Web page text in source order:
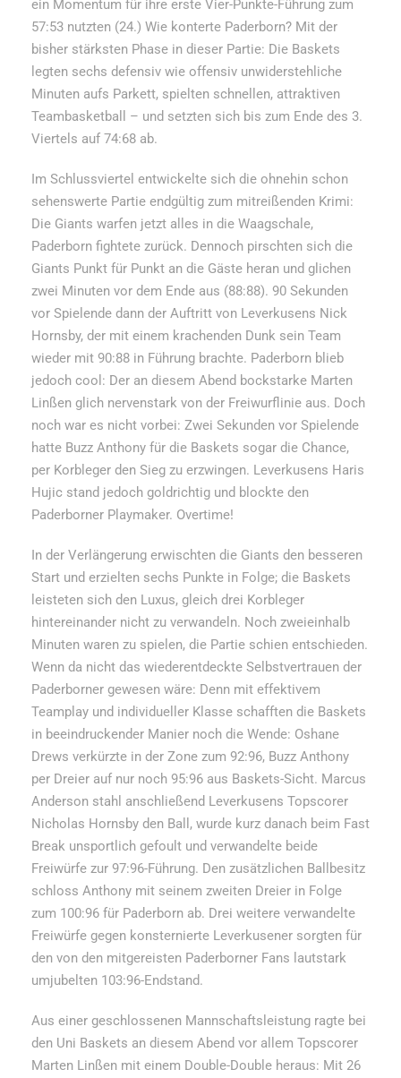
ein Momentum für ihre erste Vier-Punkte-Führung zum
57:53 nutzten (24.) Wie konterte Paderborn? Mit der
bisher stärksten Phase in dieser Partie: Die Baskets
legten sechs defensiv wie offensiv unwiderstehliche
Minuten aufs Parkett, spielten schnellen, attraktiven
Teambasketball – und setzten sich bis zum Ende des 3.
Viertels auf 74:68 ab.
Im Schlussviertel entwickelte sich die ohnehin schon
sehenswerte Partie endgültig zum mitreißenden Krimi:
Die Giants warfen jetzt alles in die Waagschale,
Paderborn fightete zurück. Dennoch pirschten sich die
Giants Punkt für Punkt an die Gäste heran und glichen
zwei Minuten vor dem Ende aus (88:88). 90 Sekunden
vor Spielende dann der Auftritt von Leverkusens Nick
Hornsby, der mit einem krachenden Dunk sein Team
wieder mit 90:88 in Führung brachte. Paderborn blieb
jedoch cool: Der an diesem Abend bockstarke Marten
Linßen glich nervenstark von der Freiwurflinie aus. Doch
noch war es nicht vorbei: Zwei Sekunden vor Spielende
hatte Buzz Anthony für die Baskets sogar die Chance,
per Korbleger den Sieg zu erzwingen. Leverkusens Haris
Hujic stand jedoch goldrichtig und blockte den
Paderborner Playmaker. Overtime!
In der Verlängerung erwischten die Giants den besseren
Start und erzielten sechs Punkte in Folge; die Baskets
leisteten sich den Luxus, gleich drei Korbleger
hintereinander nicht zu verwandeln. Noch zweieinhalb
Minuten waren zu spielen, die Partie schien entschieden.
Wenn da nicht das wiederentdeckte Selbstvertrauen der
Paderborner gewesen wäre: Denn mit effektivem
Teamplay und individueller Klasse schafften die Baskets
in beeindruckender Manier noch die Wende: Oshane
Drews verkürzte in der Zone zum 92:96, Buzz Anthony
per Dreier auf nur noch 95:96 aus Baskets-Sicht. Marcus
Anderson stahl anschließend Leverkusens Topscorer
Nicholas Hornsby den Ball, wurde kurz danach beim Fast
Break unsportlich gefoult und verwandelte beide
Freiwürfe zur 97:96-Führung. Den zusätzlichen Ballbesitz
schloss Anthony mit seinem zweiten Dreier in Folge
zum 100:96 für Paderborn ab. Drei weitere verwandelte
Freiwürfe gegen konsternierte Leverkusener sorgten für
den von den mitgereisten Paderborner Fans lautstark
umjubelten 103:96-Endstand.
Aus einer geschlossenen Mannschaftsleistung ragte bei
den Uni Baskets an diesem Abend vor allem Topscorer
Marten Linßen mit einem Double-Double heraus: Mit 26